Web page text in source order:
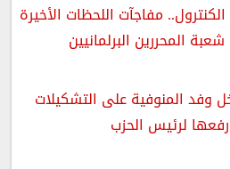
مفاجآت اللحظات الأخيرة
المحررين البرلمانيين
وفد المنوفية على التشكيلات
لرئيس الحزب